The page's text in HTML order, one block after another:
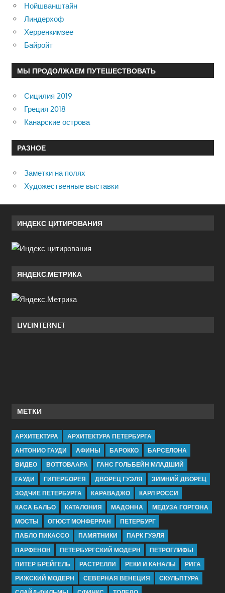
Нойшванштайн
Линдерхоф
Херренкимзее
Байройт
МЫ ПРОДОЛЖАЕМ ПУТЕШЕСТВОВАТЬ
Сицилия 2019
Греция 2018
Канарские острова
РАЗНОЕ
Заметки на полях
Художественные выставки
ИНДЕКС ЦИТИРОВАНИЯ
ЯНДЕКС.МЕТРИКА
LIVEINTERNET
МЕТКИ
АРХИТЕКТУРА
АРХИТЕКТУРА ПЕТЕРБУРГА
АНТОНИО ГАУДИ
АФИНЫ БАРОККО
БАРСЕЛОНА
ВИДЕО
ВОТТОВААРА
ГАНС ГОЛЬБЕЙН МЛАДШИЙ
ГАУДИ
ГИПЕРБОРЕЯ ДВОРЕЦ ГУЭЛЯ
ЗИМНИЙ ДВОРЕЦ
ЗОДЧИЕ ПЕТЕРБУРГА
КАРАВАДЖО
КАРЛ РОССИ
КАСА БАЛЬО
КАТАЛОНИЯ МАДОННА
МЕДУЗА ГОРГОНА
МОСТЫ
ОГЮСТ МОНФЕРРАН
ПЕТЕРБУРГ
ПАБЛО ПИКАССО
ПАМЯТНИКИ
ПАРК ГУЭЛЯ
ПАРФЕНОН
ПЕТЕРБУРГСКИЙ МОДЕРН
ПЕТРОГЛИФЫ
ПИТЕР БРЕЙГЕЛЬ
РАСТРЕЛЛИ РЕКИ И КАНАЛЫ
РИГА
РИЖСКИЙ МОДЕРН
СЕВЕРНАЯ ВЕНЕЦИЯ
СКУЛЬПТУРА